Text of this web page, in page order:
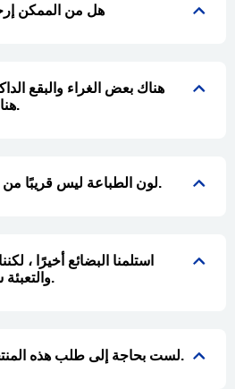
هل من الممكن
هناك بعض الغراء والبقع
هناك خدش في مربع العينة.
لون الطباعة ليس قريبًا من العمل الفني الذي قدمته.
استلمنا البضائع أخيرًا ،
والتعبئة سيئة للغاية. محبط للغاية.
لست بحاجة إلى طلب هذه المنتجات. أريد استرداد المبلغ.